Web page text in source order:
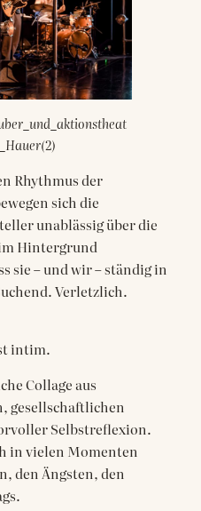
Rhythmus der
sich die
unablässig über die
Hintergrund
sie – und wir – ständig in
Verletzlich.
intim.
Collage aus
gesellschaftlichen
Selbstreflexion.
in vielen Momenten
den Ängsten, den